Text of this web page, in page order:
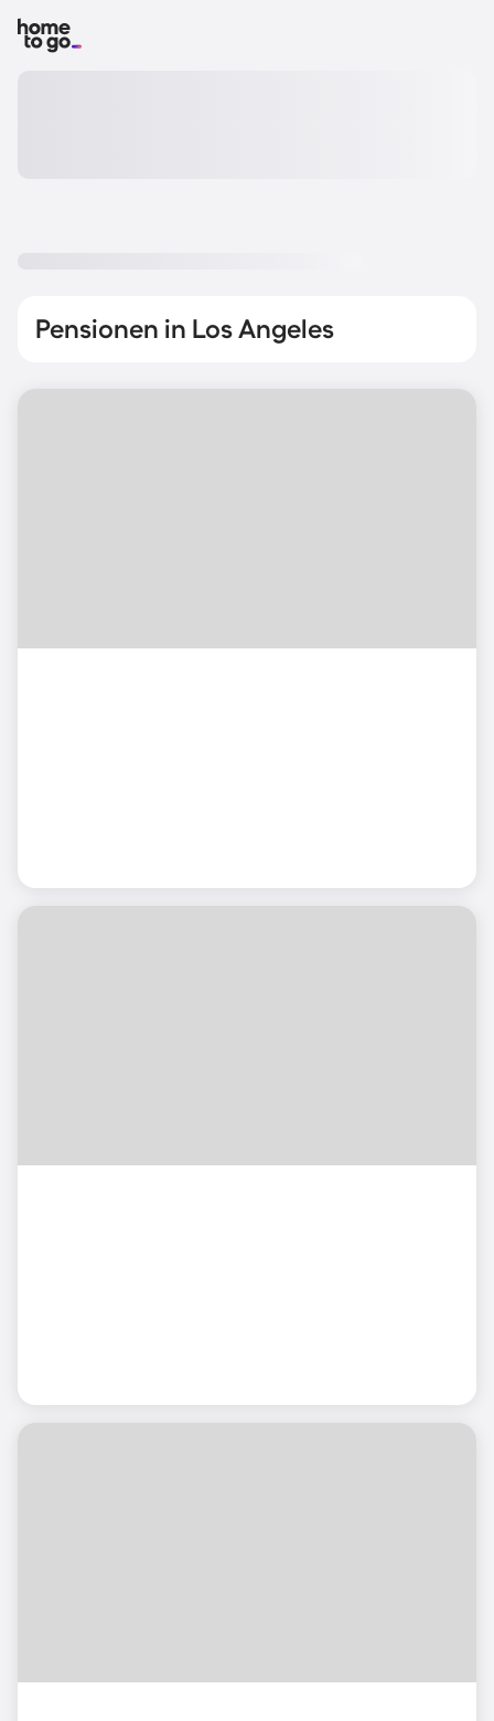
Pensionen in Los Angeles